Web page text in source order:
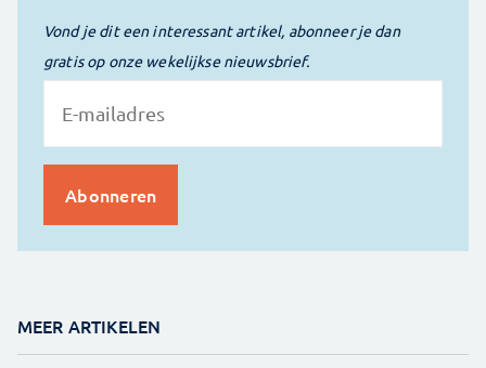
Vond je dit een interessant artikel, abonneer je dan
gratis op onze wekelijkse nieuwsbrief.
MEER ARTIKELEN